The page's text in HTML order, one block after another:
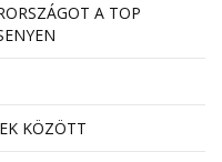
A TOP
KÖZÖTT